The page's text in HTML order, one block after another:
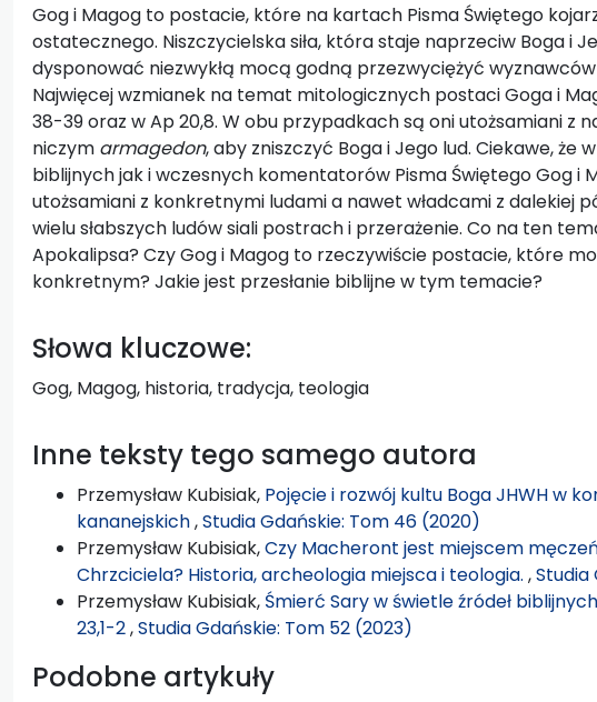
Gog i Magog to postacie, które na kartach Pisma Świętego
ostatecznego. Niszczycielska siła, która staje naprzeciw Boga i
dysponować niezwykłą mocą godną przezwyciężyć wyznawców
Najwięcej wzmianek na temat mitologicznych postaci Goga i
38-39 oraz w Ap 20,8. W obu przypadkach są oni utożsamiani z
niczym armagedon, aby zniszczyć Boga i Jego lud. Ciekawe, że
biblijnych jak i wczesnych komentatorów Pisma Świętego Gog i
utożsamiani z konkretnymi ludami a nawet władcami z dalekiej
wielu słabszych ludów siali postrach i przerażenie. Co na ten
Apokalipsa? Czy Gog i Magog to rzeczywiście postacie, które
konkretnym? Jakie jest przesłanie biblijne w tym temacie?
Słowa kluczowe:
Gog, Magog, historia, tradycja, teologia
Inne teksty tego samego autora
Przemysław Kubisiak, Pojęcie i rozwój kultu Boga JHWH w
kananejskich,Studia Gdańskie: Tom 46 (2020)
Przemysław Kubisiak,Czy Macheront jest miejscem
Chrzciciela? Historia, archeologia miejsca i teologia. ,Studia
Przemysław Kubisiak, Śmierć Sary w świetle źródeł
23,1-2,Studia Gdańskie: Tom 52 (2023)
Podobne artykuły